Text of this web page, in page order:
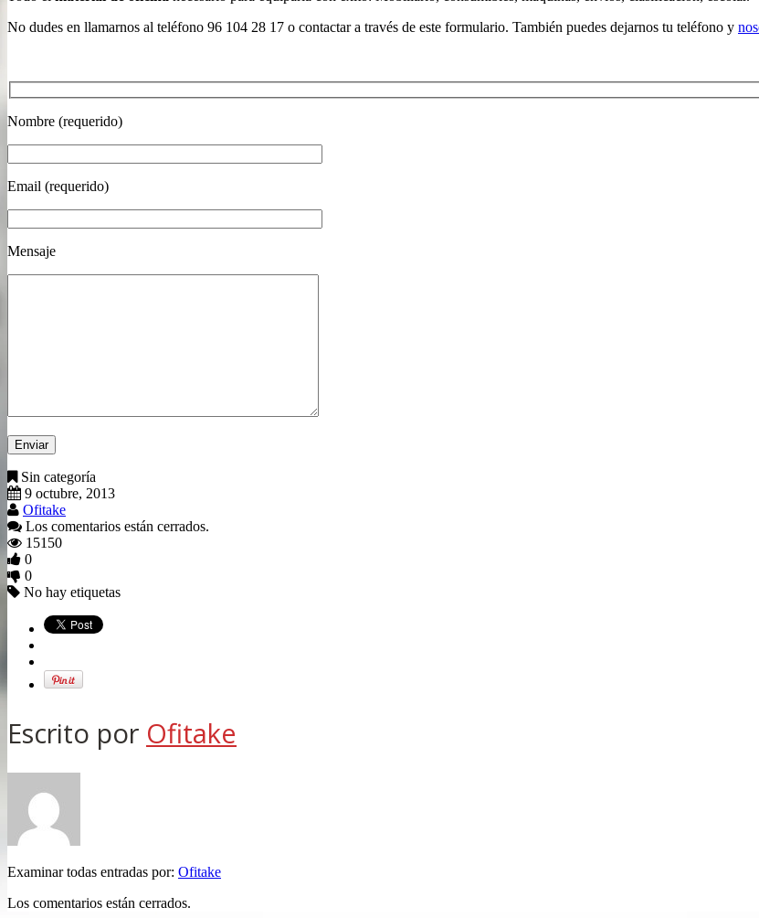
No dudes en llamarnos al teléfono 96 104 28 17 o contactar a través de este formulario. También puedes dejarnos tu teléfono y
Nombre (requerido)
Email (requerido)
Mensaje
Sin categoría
9 octubre, 2013
Ofitake
Los comentarios están cerrados.
15150
0
0
No hay etiquetas
Escrito por Ofitake
Examinar todas entradas por: Ofitake
Los comentarios están cerrados.